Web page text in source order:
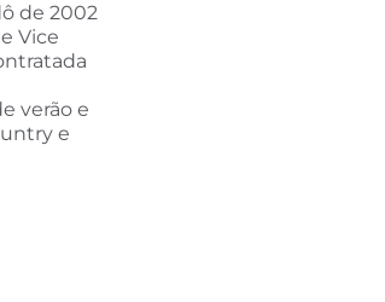
de 2002
Vice
verão e
e